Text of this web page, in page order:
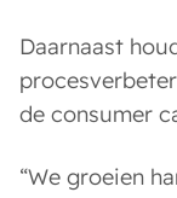
Daarnaast
de consumer
“We groeien